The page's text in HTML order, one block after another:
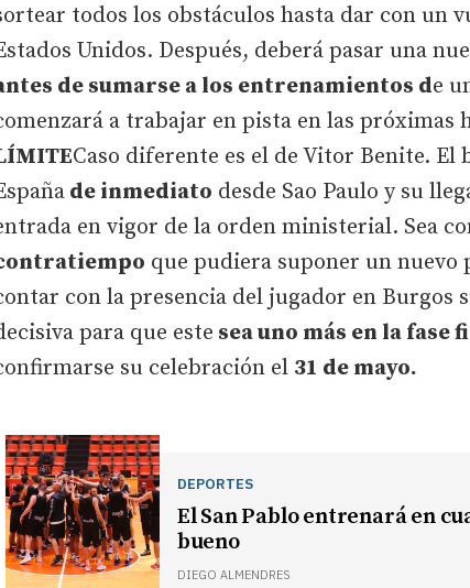
todos los obstáculos hasta dar con un
Unidos. Después, deberá pasar una
de sumarse a los entrenamientos de
a trabajar en pista en las próximas
Caso diferente es el de Vitor Benite.
de inmediato desde Sao Paulo y su
en vigor de la orden ministerial. Sea
que pudiera suponer un
con la presencia del jugador en Burgos
para que este sea uno más en la fase
su celebración el 31 de mayo.
DEPORTES
El San Pablo entrenará en
bueno
DIEGO ALMENDRES